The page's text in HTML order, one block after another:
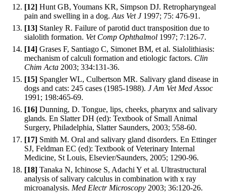
[12] Hunt GB, Youmans KR, Simpson DJ. Retropharyngeal
pain and swelling in a dog.Aus Vet J1997; 75: 476-91.
[13] Stanley R. Failure of parotid duct transposition due to
sialolith formation. Vet Comp Ophthalmol 1997; 7:126-7.
[14] Grases F, Santiago C, Simonet BM, et al. Sialolithiasis:
mechanism of calculi formation and etiologic factors. Clin
Chim Acta 2003; 334:131-36.
[15] Spangler WL, Culbertson MR. Salivary gland disease in
dogs and cats: 245 cases (1985-1988). J Am Vet Med Assoc
1991; 198:465-69.
[16] Dunning, D. Tongue, lips, cheeks, pharynx and salivary
glands. En Slatter DH (ed): Textbook of Small Animal
Surgery, Philadelphia, Slatter Saunders, 2003; 558-60.
[17] Smith M. Oral and salivary gland disorders. En Ettinger
SJ, Feldman EC (ed): Textbook of Veterinary Internal
Medicine, St Louis, Elsevier/Saunders, 2005; 1290-96.
[18] Tanaka N, Ichinose S, Adachi Y et al. Ultrastructural
analysis of salivary calculus in combination with x ray
microanalysis. Med Electr Microscopy 2003; 36:120-26.